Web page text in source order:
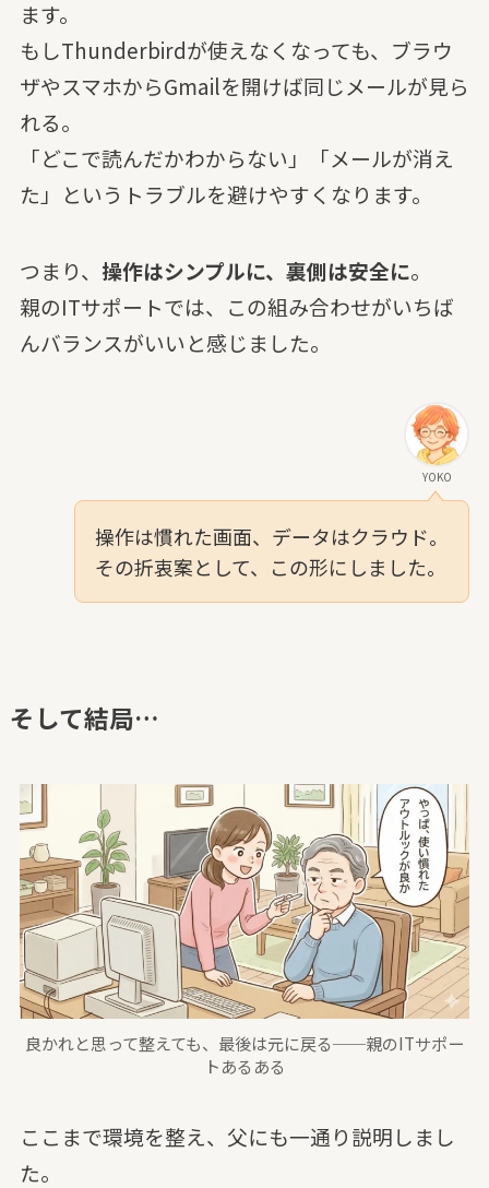
ます。
もしThunderbirdが使えなくなっても、ブラウ
ザやスマホからGmailを開けば同じメールが見ら
れる。
「どこで読んだかわからない」「メールが消え
た」というトラブルを避けやすくなります。
つまり、 操作はシンプルに、裏側は安全に。
親のITサポートでは、この組み合わせがいちば
んバランスがいいと感じました。
YOKO
操作は慣れた画面、データはクラウド。
その折衷案として、この形にしました。
そして結局…
良かれと思って整えても、最後は元に戻る──親のITサポー
トあるある
ここまで環境を整え、父にも一通り説明しまし
た。